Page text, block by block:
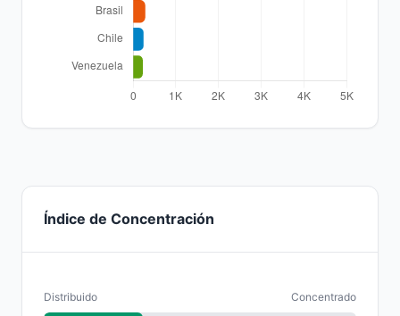
Índice de Concentración
Distribuido Concentrado